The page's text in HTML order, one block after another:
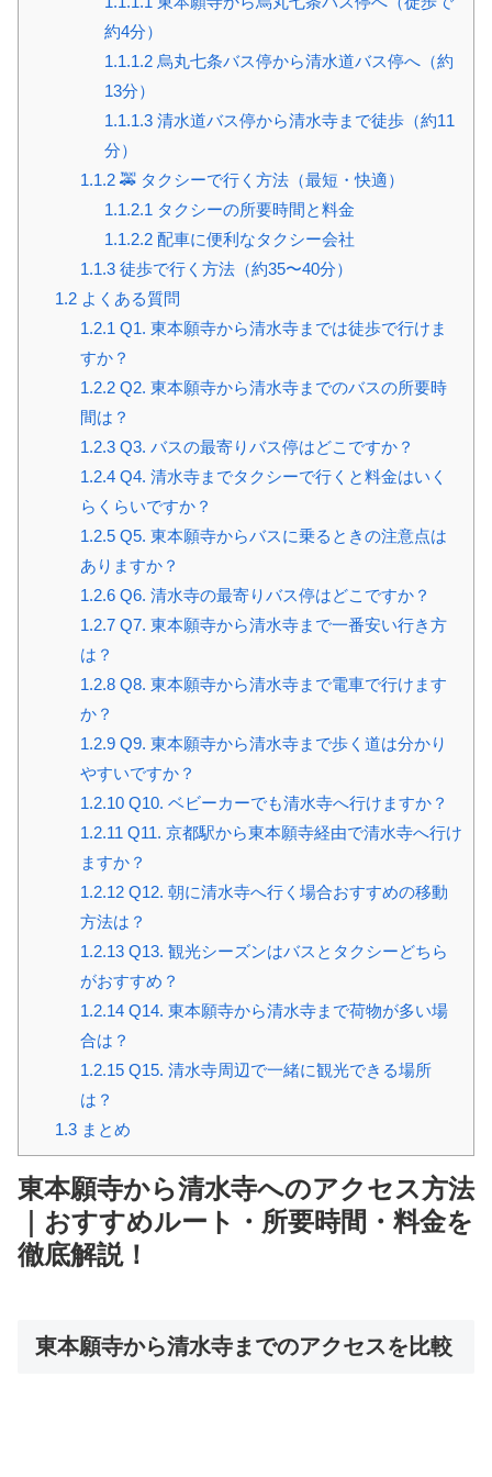
約4分）
1.1.1.2 烏丸七条バス停から清水道バス停へ（約
13分）
1.1.1.3 清水道バス停から清水寺まで徒歩（約11
分）
1.1.2🚕 タクシーで行く方法（最短・快適）
1.1.2.1 タクシーの所要時間と料金
1.1.2.2 配車に便利なタクシー会社
1.1.3徒歩で行く方法（約35〜40分）
1.2よくある質問
1.2.1Q1. 東本願寺から清水寺までは徒歩で行けま
すか？
1.2.2Q2. 東本願寺から清水寺までのバスの所要時
間は？
1.2.3Q3. バスの最寄りバス停はどこですか？
1.2.4Q4. 清水寺までタクシーで行くと料金はいく
らくらいですか？
1.2.5Q5. 東本願寺からバスに乗るときの注意点は
ありますか？
1.2.6Q6. 清水寺の最寄りバス停はどこですか？
1.2.7Q7. 東本願寺から清水寺まで一番安い行き方
は？
1.2.8Q8. 東本願寺から清水寺まで電車で行けます
か？
1.2.9Q9. 東本願寺から清水寺まで歩く道は分かり
やすいですか？
1.2.10Q10. ベビーカーでも清水寺へ行けますか？
1.2.11Q11. 京都駅から東本願寺経由で清水寺へ行け
ますか？
1.2.12Q12. 朝に清水寺へ行く場合おすすめの移動
方法は？
1.2.13Q13. 観光シーズンはバスとタクシーどちら
がおすすめ？
1.2.14Q14. 東本願寺から清水寺まで荷物が多い場
合は？
1.2.15Q15. 清水寺周辺で一緒に観光できる場所
は？
1.3まとめ
東本願寺から清水寺へのアクセス方法
｜おすすめルート・所要時間・料金を
徹底解説！
東本願寺から清水寺までのアクセスを比較